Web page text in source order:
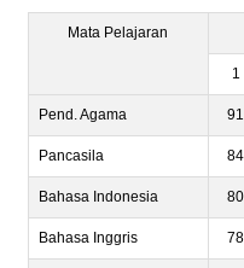
Mata Pelajaran
1
Pend. Agama 91
Pancasila 84
Bahasa Indonesia 80
Bahasa Inggris 78